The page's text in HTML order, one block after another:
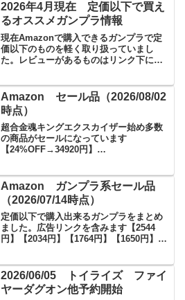
2026年4月現在 定価以下で買え
るオススメガンプラ情報
現在Amazonで購入できるガンプラで定
価以下のものを軽く取り扱っていまし
た。レビューがあるものはリンク下に貼
にオススメしたい品でこちらも定価以下
で購入出来ます
Amazon セール品（2026/08/02
時点）
超合金魂キングエクスカイザー始め多数
の商品がセールになっています
【24%OFF→34920円】
【47%OFF→1100円】【3319円】【4649
円】【35...
Amazon ガンプラ系セール品
（2026/07/14時点）
定価以下で購入出来るガンプラをまとめ
ました。広告リンクを含みます【2544
円】【2034円】【1764円】【1650円】
【1750円】【120...
2026/06/05 トイライズ ファイ
ヤーダグオン他予約開始